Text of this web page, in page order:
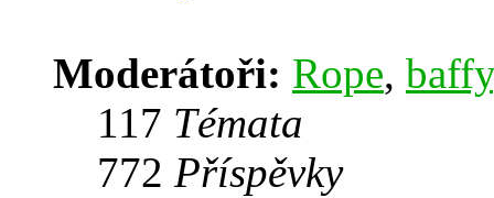
Moderátoři: Rope, baffy
117 Témata
772 Příspěvky